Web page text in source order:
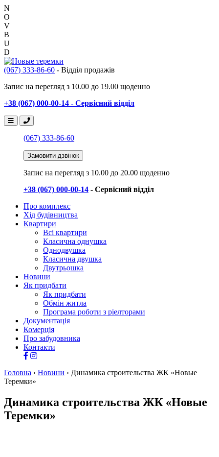
N
O
V
B
U
D
(067) 333-86-60 - Відділ продажів
Запис на перегляд з 10.00 до 19.00 щоденно
+38 (067) 000-00-14 - Сервісний відділ
(067) 333-86-60
Замовити дзвінок
Запис на перегляд з 10.00 до 20.00 щоденно
+38 (067) 000-00-14 - Сервісний відділ
Про комплекс
Хід будівництва
Квартири
Всі квартири
Класична однушка
Однодвушка
Класична двушка
Двутрьошка
Новини
Як придбати
Як придбати
Обмін житла
Програма роботи з ріелторами
Документація
Комерція
Про забудовника
Контакти
Головна › Новини › Динамика строительства ЖК «Новые
Теремки»
Динамика строительства ЖК «Новые
Теремки»